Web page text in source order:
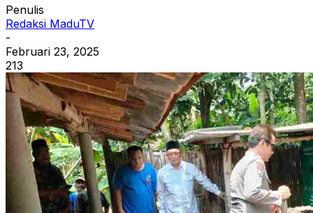
Penulis
Redaksi MaduTV
-
Februari 23, 2025
213